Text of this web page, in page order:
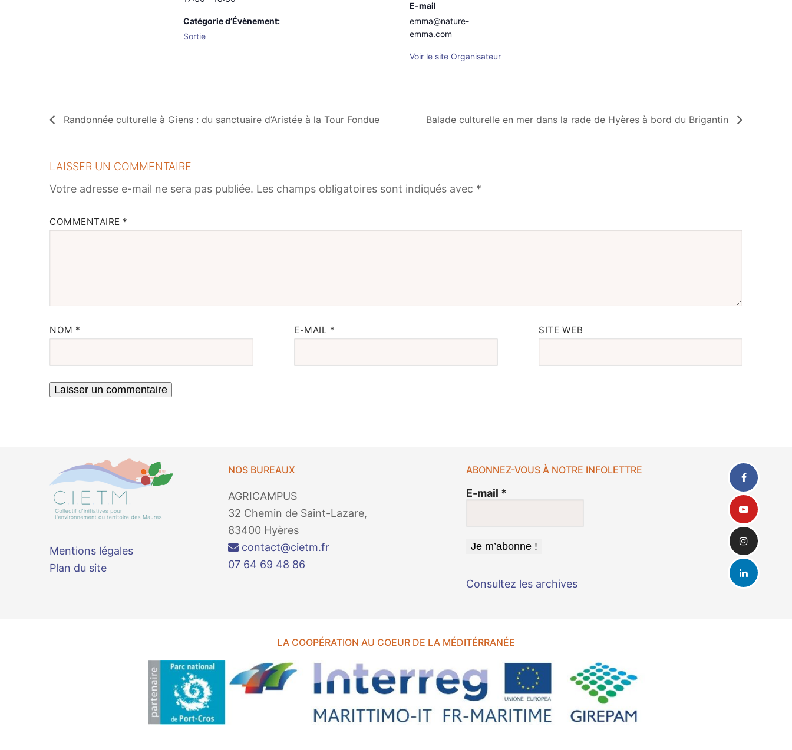
Catégorie d’Évènement:
Sortie
E-mail
emma@nature-
emma.com
Voir le site Organisateur
Randonnée culturelle à Giens : du sanctuaire d’Aristée à la Tour Fondue Balade culturelle en mer dans la rade de Hyères à bord du Brigantin
LAISSER UN COMMENTAIRE
Votre adresse e-mail ne sera pas publiée. Les champs obligatoires sont indiqués avec *
COMMENTAIRE *
NOM * E-MAIL * SITE WEB
Mentions légales
Plan du site
NOS BUREAUX
AGRICAMPUS
32 Chemin de Saint-Lazare,
83400 Hyères
contact@cietm.fr
07 64 69 48 86
ABONNEZ-VOUS À NOTRE INFOLETTRE
E-mail *
Consultez les archives
LA COOPÉRATION AU COEUR DE LA MÉDITÉRRANÉE